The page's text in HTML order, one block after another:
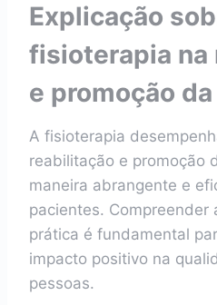
Explicação
fisioterapia na
e promoção
A fisioterapia
reabilitação e promoção
maneira abrangente e
pacientes. Compreender
prática é fundamental
impacto positivo na
pessoas.